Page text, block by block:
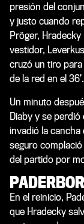
presión del
y justo cuando
Pröger,
vestidor,
cruzó un tiro
de la red en el 36’.
Un minuto
Diaby y se
invadió la cancha
seguro
del partido por
En el reinicio,
que Hradecky